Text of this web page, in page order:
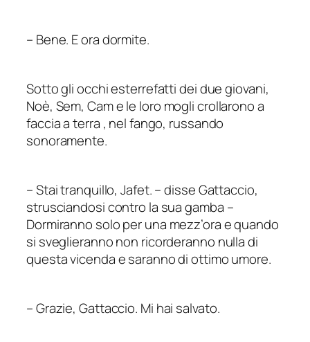
– Bene. E ora dormite.
Sotto gli occhi esterrefatti dei due giovani,
Noè, Sem, Cam e le loro mogli crollarono a
faccia a terra , nel fango, russando
sonoramente.
–Stai tranquillo, Jafet.–disse Gattaccio,
strusciandosi contro la sua gamba –
Dormiranno solo per una mezz’ora e quando
si sveglieranno non ricorderanno nulla di
questa vicenda e saranno di ottimo umore.
–Grazie, Gattaccio. Mi hai salvato.